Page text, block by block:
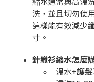
洗，並且切勿使
這樣能有效減少
寸。
針織衫縮水怎麼
溫水+護